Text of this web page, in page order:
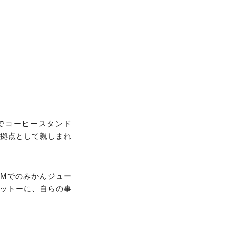
コーヒースタンド
点として親しまれ
でのみかんジュー
トーに、自らの事